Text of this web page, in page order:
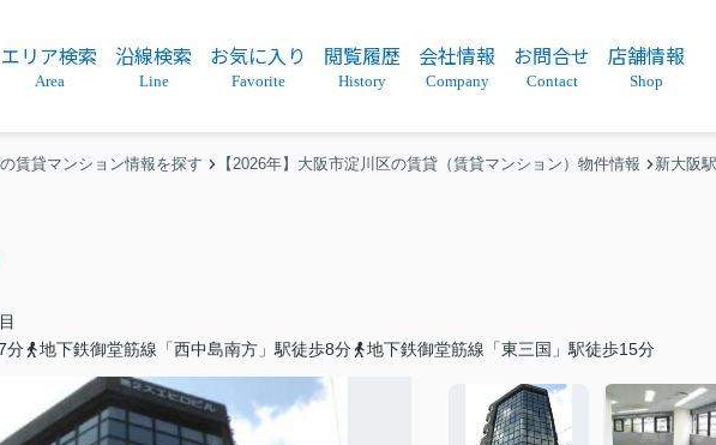
エリア検索
Area
沿線検索
Line
お気に入り
Favorite
閲覧履歴
History
会社情報
Company
お問合せ
Contact
店舗情報
Shop
賃貸マンション情報を探す 【2026年】大阪市淀川区の賃貸（賃貸マンション）物件情報 新大阪駅
分
地下鉄御堂筋線「西中島南方」駅徒歩8分 地下鉄御堂筋線「東三国」駅徒歩15分